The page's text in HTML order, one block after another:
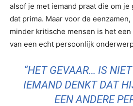
alsof je met iemand praat die om je
dat prima. Maar voor de
minder kritische mensen is het
van een echt persoonlijk
“HET GEVAAR… IS
IEMAND DENKT DAT
EEN ANDERE